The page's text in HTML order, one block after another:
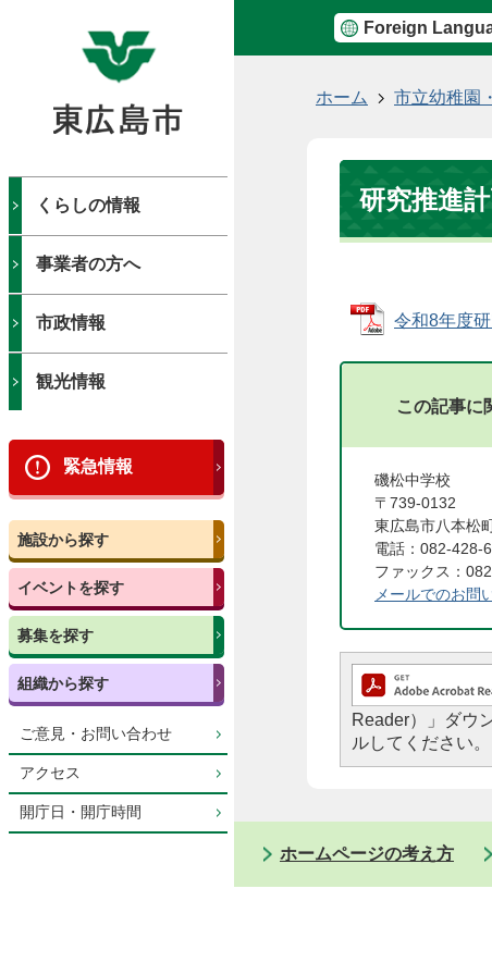
Foreign
くらしの情報
事業者の方へ
市政情報
観光情報
緊急情報
施設から探す
イベントを探す
募集を探す
組織から探す
ご意見・お問い合わせ
アクセス
開庁日・開庁時間
ホーム 市立幼稚園
研究推進
令和8年度
この記事に
磯松中学校
〒739-0132
東広島市八本松
電話：082-428-
ファックス：
メールでのお問
Reader）」ダウ
ルしてください。
ホームページの考え方